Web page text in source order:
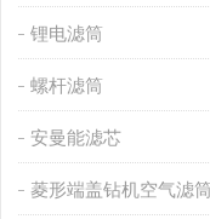
锂电滤筒
螺杆滤筒
安曼能滤芯
菱形端盖钻机空气滤筒